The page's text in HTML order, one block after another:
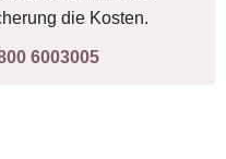
die Kosten.
6003005